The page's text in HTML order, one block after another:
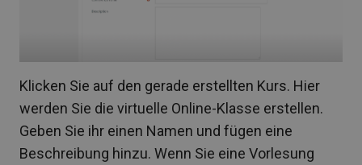
Klicken Sie auf den gerade erstellten Kurs. Hier
werden Sie die virtuelle Online-Klasse erstellen.
Geben Sie ihr einen Namen und fügen eine
Beschreibung hinzu. Wenn Sie eine Vorlesung